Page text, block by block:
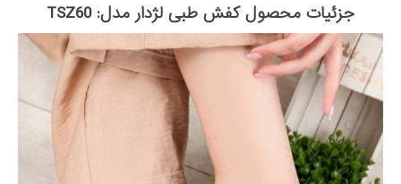
جزئیات محصول کفش طبی لژدار مدل: TSZ60